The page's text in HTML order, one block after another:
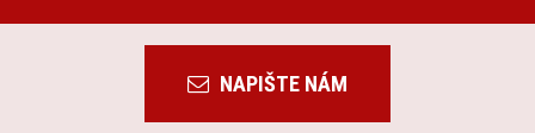
NAPIŠTE NÁM